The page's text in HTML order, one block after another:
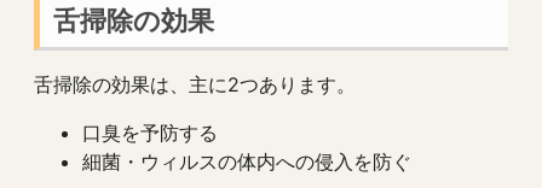
舌掃除の効果
舌掃除の効果は、主に2つあります。
口臭を予防する
細菌・ウィルスの体内への侵入を防ぐ